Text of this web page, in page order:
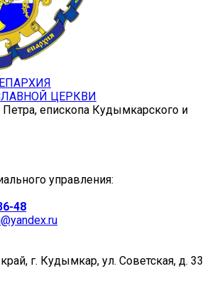
ЦЕРКВИ
епископа Кудымкарского и
управления:
48
г. Кудымкар, ул. Советская, д. 33